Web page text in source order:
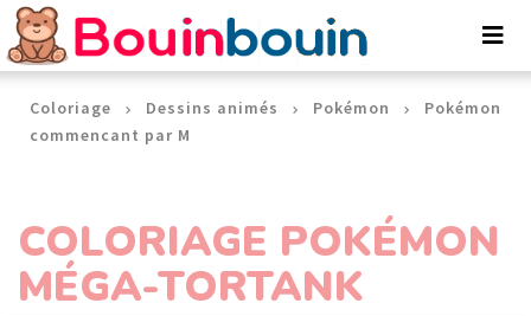
Coloriage Dessins animés Pokémon
Pokémon
commencant par M
COLORIAGE POKÉMON
MÉGA-TORTANK
Panneau de gestion des cookies